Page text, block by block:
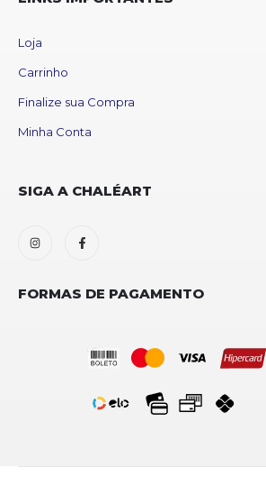
Loja
Carrinho
Finalize sua Compra
Minha Conta
SIGA A CHALÉART
FORMAS DE PAGAMENTO